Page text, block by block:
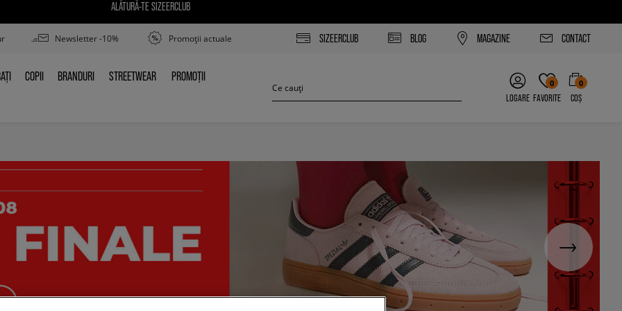
ALĂTURĂ-TE SIZEERCLUB
Newsletter -10% Promoții actuale SIZEERCLUB BLOG MAGAZINE CONTACT
COPII
COPII BRANDURI
BRANDURI STREETWEAR
STREETWEAR PROMOȚII
PROMOȚII
LOGARE
0
FAVORITE
0
COȘ